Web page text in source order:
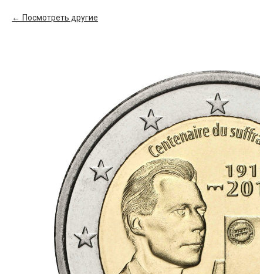
Посмотреть другие